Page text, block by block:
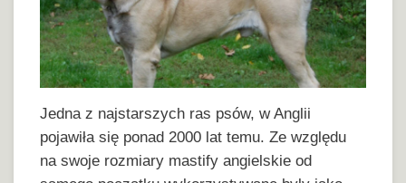
Jedna z najstarszych ras psów, w Anglii
pojawiła się ponad 2000 lat temu. Ze względu
na swoje rozmiary mastify angielskie od